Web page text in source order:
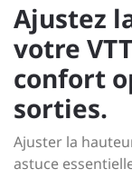
Ajustez
votre
confort
sorties.
Ajuster la
astuce